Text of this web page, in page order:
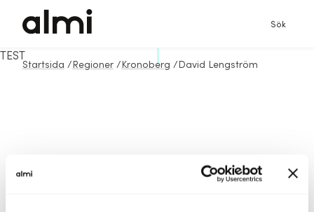
Sök
Startsida / Regioner / Kronoberg / David Lengström
TEST